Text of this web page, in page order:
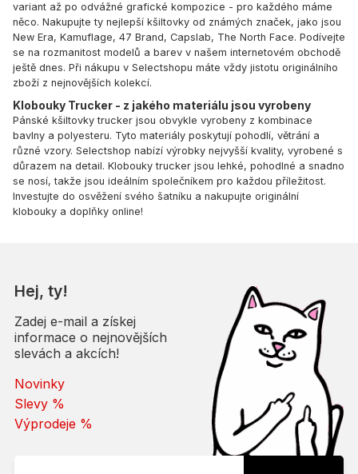
variant až po odvážné grafické kompozice - pro každého máme
něco. Nakupujte ty nejlepší kšiltovky od známých značek, jako jsou
New Era, Kamuflage, 47 Brand, Capslab, The North Face. Podívejte
se na rozmanitost modelů a barev v našem internetovém obchodě
ještě dnes. Při nákupu v Selectshopu máte vždy jistotu originálního
zboží z nejnovějších kolekcí.
Klobouky Trucker - z jakého materiálu jsou vyrobeny
Pánské kšiltovky trucker jsou obvykle vyrobeny z kombinace
bavlny a polyesteru. Tyto materiály poskytují pohodlí, větrání a
různé vzory. Selectshop nabízí výrobky nejvyšší kvality, vyrobené s
důrazem na detail. Klobouky trucker jsou lehké, pohodlné a snadno
se nosí, takže jsou ideálním společníkem pro každou příležitost.
Investujte do osvěžení svého šatníku a nakupujte originální
klobouky a doplňky online!
Hej, ty!
Zadej e-mail a získej
informace o nejnovějších
slevách a akcích!
Novinky
Slevy %
Výprodeje %